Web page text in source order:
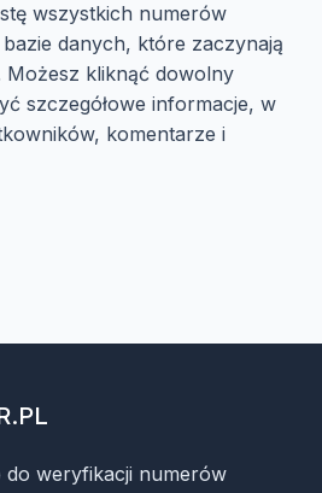
wszystkich numerów
danych, które zaczynają
Możesz kliknąć dowolny
szczegółowe informacje, w
komentarze i
do weryfikacji numerów